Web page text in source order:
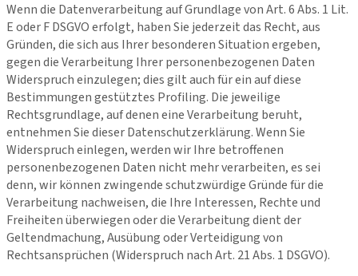
Wenn die Datenverarbeitung auf Grundlage von Art. 6 Abs. 1 Lit.
E oder F DSGVO erfolgt, haben Sie jederzeit das Recht, aus
Gründen, die sich aus Ihrer besonderen Situation ergeben,
gegen die Verarbeitung Ihrer personenbezogenen Daten
Widerspruch einzulegen; dies gilt auch für ein auf diese
Bestimmungen gestütztes Profiling. Die jeweilige
Rechtsgrundlage, auf denen eine Verarbeitung beruht,
entnehmen Sie dieser Datenschutzerklärung. Wenn Sie
Widerspruch einlegen, werden wir Ihre betroffenen
personenbezogenen Daten nicht mehr verarbeiten, es sei
denn, wir können zwingende schutzwürdige Gründe für die
Verarbeitung nachweisen, die Ihre Interessen, Rechte und
Freiheiten überwiegen oder die Verarbeitung dient der
Geltendmachung, Ausübung oder Verteidigung von
Rechtsansprüchen (Widerspruch nach Art. 21 Abs. 1 DSGVO).